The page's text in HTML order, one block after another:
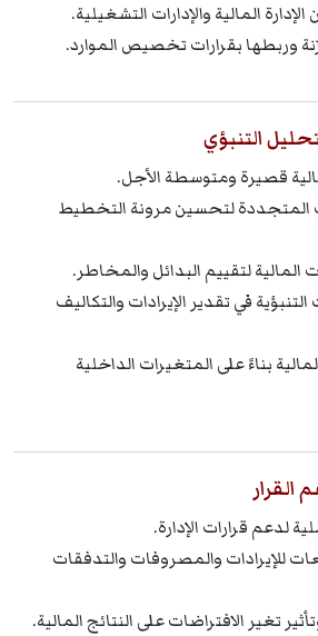
المالية والإدارات التشغيلية.
وربطها بقرارات تخصيص الموارد.
التنبؤي
قصيرة ومتوسطة الأجل.
المتجددة لتحسين مرونة التخطيط
المالية لتقييم البدائل والمخاطر.
في تقدير الإيرادات والتكاليف
بناءً على المتغيرات الداخلية
القرار
لدعم قرارات الإدارة.
للإيرادات والمصروفات والتدفقات
تغير الافتراضات على النتائج المالية.